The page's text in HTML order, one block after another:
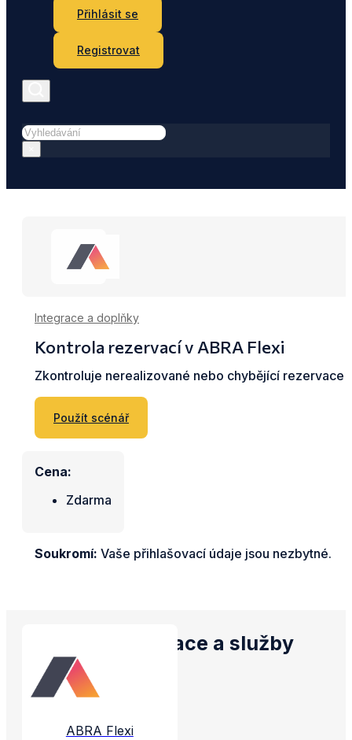
Přihlásit se
Registrovat
Hledat
Integrace a doplňky
Kontrola rezervací v ABRA Flexi
Zkontroluje nerealizované nebo chybějící rezervace
Použít scénář
Cena:
Zdarma
Soukromí: Vaše přihlašovací údaje jsou nezbytné.
Propojené aplikace a služby
ABRA Flexi